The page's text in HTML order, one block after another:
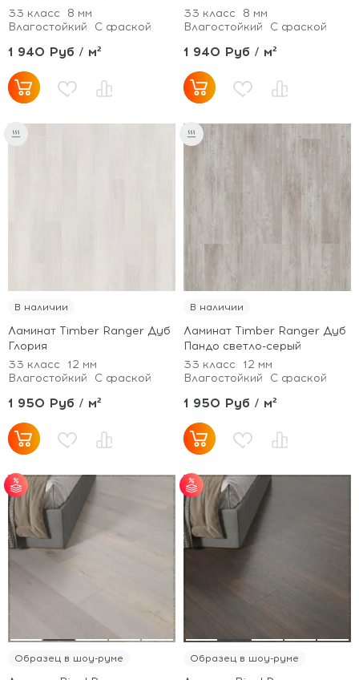
33 класс
8 мм
Влагостойкий
С фаской
1 940 Руб / м²
33 класс
8 мм
Влагостойкий
С фаской
1 940 Руб / м²
В наличии
Ламинат Timber Ranger Дуб
Глория
33 класс
12 мм
Влагостойкий
С фаской
1 950 Руб / м²
В наличии
Ламинат Timber Ranger Дуб
Пандо светло-серый
33 класс
12 мм
Влагостойкий
С фаской
1 950 Руб / м²
от 55 м² - скидка 5%;
от 100 м² - скидка
7%.
Образец в шоу-руме
от 55 м² - скидка 5%;
от 100 м² - скидка
Образец в шоу-руме